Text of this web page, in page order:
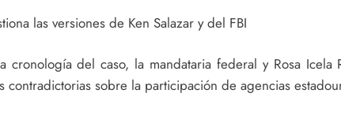
las versiones de Ken Salazar y del FBI
cronología del caso, la mandataria federal y Rosa Icela
contradictorias sobre la participación de agencias